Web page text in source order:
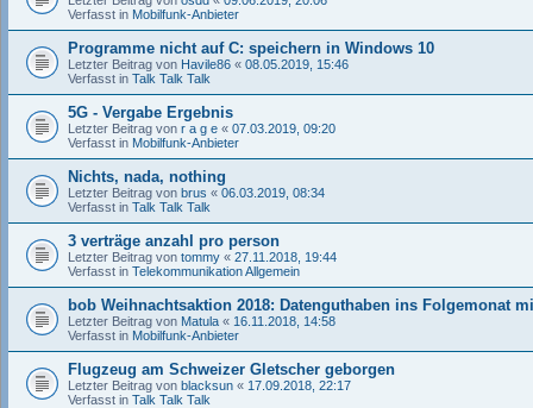
Verfasst in Mobilfunk-Anbieter
Programme nicht auf C: speichern in Windows 10
Letzter Beitrag von Havile86 « 08.05.2019, 15:46
Verfasst in Talk Talk Talk
5G - Vergabe Ergebnis
Letzter Beitrag von r a g e « 07.03.2019, 09:20
Verfasst in Mobilfunk-Anbieter
Nichts, nada, nothing
Letzter Beitrag von brus « 06.03.2019, 08:34
Verfasst in Talk Talk Talk
3 verträge anzahl pro person
Letzter Beitrag von tommy « 27.11.2018, 19:44
Verfasst in Telekommunikation Allgemein
bob Weihnachtsaktion 2018: Datenguthaben ins Folgemonat
Letzter Beitrag von Matula « 16.11.2018, 14:58
Verfasst in Mobilfunk-Anbieter
Flugzeug am Schweizer Gletscher geborgen
Letzter Beitrag von blacksun « 17.09.2018, 22:17
Verfasst in Talk Talk Talk